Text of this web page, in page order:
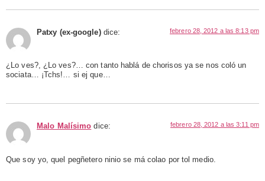
Patxy (ex-google) dice: febrero 28, 2012 a las 8:13 pm
¿Lo ves?, ¿Lo ves?… con tanto hablá de chorisos ya se nos coló un
sociata… ¡Tchs!… si ej que…
Malo Malísimo dice: febrero 28, 2012 a las 3:11 pm
Que soy yo, quel pegñetero ninio se má colao por tol medio.